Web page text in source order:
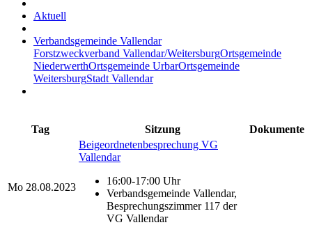
Aktuell
Verbandsgemeinde Vallendar
Forstzweckverband Vallendar/WeitersburgOrtsgemeinde
NiederwerthOrtsgemeinde UrbarOrtsgemeinde
WeitersburgStadt Vallendar
Tag Sitzung Dokumente
Mo 28.08.2023
Beigeordnetenbesprechung VG
Vallendar
16:00-17:00 Uhr
Verbandsgemeinde Vallendar,
Besprechungszimmer 117 der
VG Vallendar